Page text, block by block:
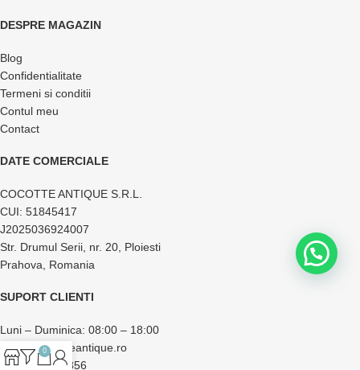
DESPRE MAGAZIN
Blog
Confidentialitate
Termeni si conditii
Contul meu
Contact
DATE COMERCIALE
COCOTTE ANTIQUE S.R.L.
CUI: 51845417
J2025036924007
Str. Drumul Serii, nr. 20, Ploiesti
Prahova, Romania
SUPORT CLIENTI
Luni – Duminica: 08:00 – 18:00
office@cocotteantique.ro
+40 733 174 856
0